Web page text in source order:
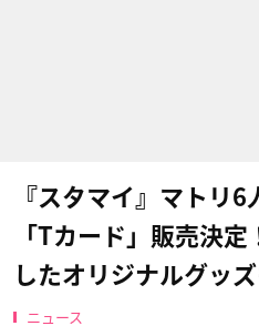
『スタマイ』マトリ
「Tカード」販売決
したオリジナルグッ
ニュース